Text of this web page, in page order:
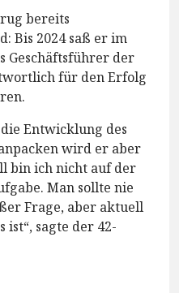
bereits
Bis 2024 saß er im
Geschäftsführer der
für den Erfolg
Entwicklung des
wird er aber
bin ich nicht auf der
Man sollte nie
Frage, aber aktuell
ist“, sagte der 42-